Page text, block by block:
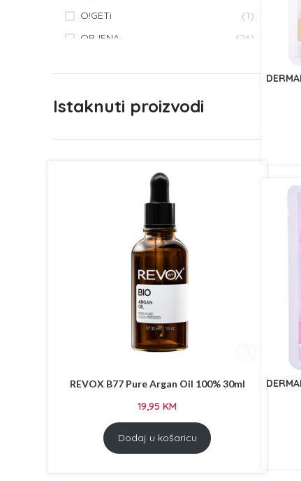
O!GETi
(1)
ORJENA
(26)
QURET
Istaknuti proizvodi
REVOX B77 Pure Argan Oil 100% 30ml
19,95 KM
Dodaj u košaricu